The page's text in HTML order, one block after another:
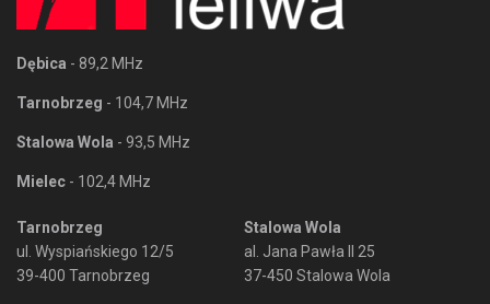
Dębica - 89,2 MHz
Tarnobrzeg - 104,7 MHz
Stalowa Wola - 93,5 MHz
Mielec - 102,4 MHz
Tarnobrzeg
ul. Wyspiańskiego 12/5
39-400 Tarnobrzeg
Stalowa Wola
al. Jana Pawła II 25
37-450 Stalowa Wola